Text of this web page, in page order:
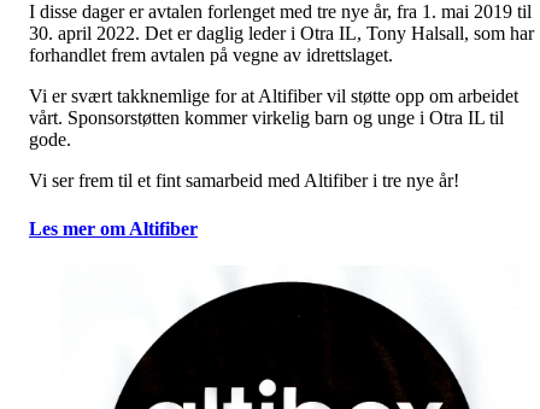
I disse dager er avtalen forlenget med tre nye år, fra 1. mai 2019 til
30. april 2022. Det er daglig leder i Otra IL, Tony Halsall, som har
forhandlet frem avtalen på vegne av idrettslaget.
Vi er svært takknemlige for at Altifiber vil støtte opp om arbeidet
vårt. Sponsorstøtten kommer virkelig barn og unge i Otra IL til
gode.
Vi ser frem til et fint samarbeid med Altifiber i tre nye år!
Les mer om Altifiber